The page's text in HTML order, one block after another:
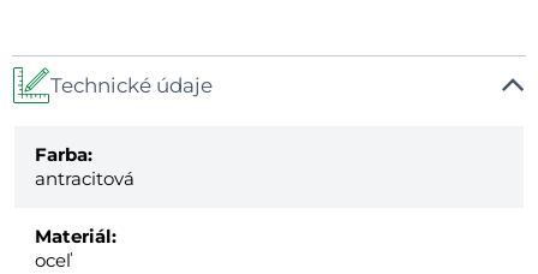
Technické údaje
Farba:
antracitová
Materiál:
oceľ